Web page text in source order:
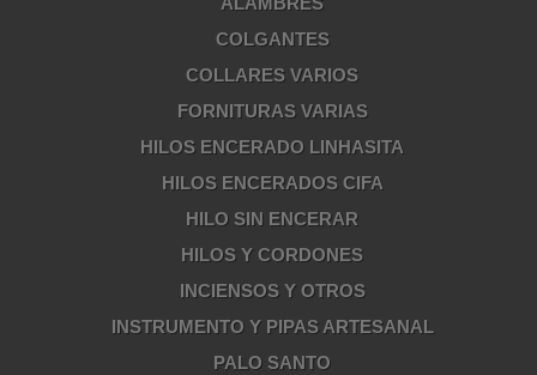
COLGANTES
COLLARES VARIOS
FORNITURAS VARIAS
HILOS ENCERADO LINHASITA
HILOS ENCERADOS CIFA
HILO SIN ENCERAR
HILOS Y CORDONES
INCIENSOS Y OTROS
INSTRUMENTO Y PIPAS ARTESANAL
PALO SANTO